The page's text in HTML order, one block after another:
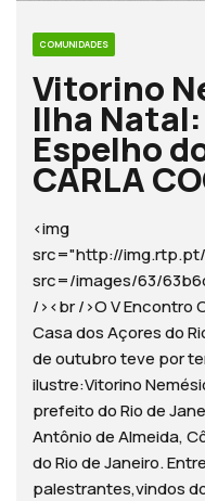
COMUNIDADES
Vitorino
Ilha Natal:
Espelho
CARLA
<img
src="http://
src=/images/63/
/><br />O V Encontro
Casa dos Açores do
de outubro teve por
ilustre:Vitorino
prefeito do Rio de
Antônio de Almeida,
do Rio de Janeiro.
palestrantes,vindos